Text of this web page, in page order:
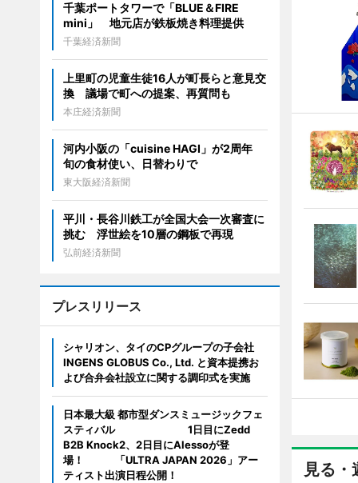
見る・
千葉ポートタワーで「BLUE＆FIRE
mini」 地元店が鉄板焼き料理提供
千葉経済新聞
上里町の児童生徒16人が町長らと意見交
換 議場で町への提案、再質問も
本庄経済新聞
河内小阪の「cuisine HAGI」が2周年
旬の食材使い、日替わりで
東大阪経済新聞
平川・長谷川鉄工が全国大会一次審査に
挑む 浮世絵を10層の鋼板で再現
弘前経済新聞
プレスリリース
シャリオン、タイのCPグループの子会社
INGENS GLOBUS Co., Ltd. と資本提携お
よび合弁会社設立に関する調印式を実施
日本最大級 都市型ダンスミュージックフェ
スティバル 1日目にZedd
B2B Knock2、2日目にAlessoが登
場！ 「ULTRA JAPAN 2026」アー
ティスト出演日程公開！